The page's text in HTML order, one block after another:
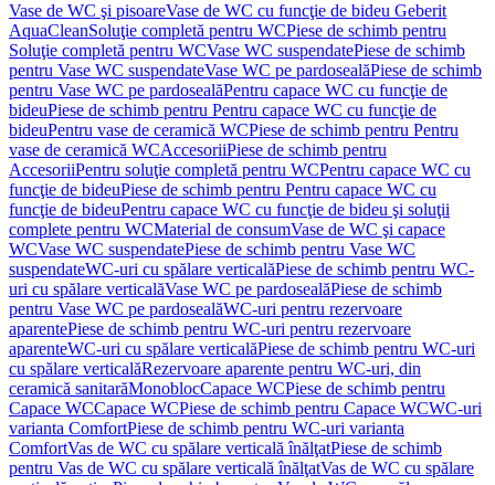
Vase de WC şi pisoareVase de WC cu funcţie de bideu Geberit
AquaCleanSoluţie completă pentru WCPiese de schimb pentru
Soluţie completă pentru WCVase WC suspendatePiese de schimb
pentru Vase WC suspendateVase WC pe pardosealăPiese de schimb
pentru Vase WC pe pardosealăPentru capace WC cu funcţie de
bideuPiese de schimb pentru Pentru capace WC cu funcţie de
bideuPentru vase de ceramică WCPiese de schimb pentru Pentru
vase de ceramică WCAccesoriiPiese de schimb pentru
AccesoriiPentru soluţie completă pentru WCPentru capace WC cu
funcţie de bideuPiese de schimb pentru Pentru capace WC cu
funcţie de bideuPentru capace WC cu funcţie de bideu şi soluţii
complete pentru WCMaterial de consumVase de WC şi capace
WCVase WC suspendatePiese de schimb pentru Vase WC
suspendateWC-uri cu spălare verticalăPiese de schimb pentru WC-
uri cu spălare verticalăVase WC pe pardosealăPiese de schimb
pentru Vase WC pe pardosealăWC-uri pentru rezervoare
aparentePiese de schimb pentru WC-uri pentru rezervoare
aparenteWC-uri cu spălare verticalăPiese de schimb pentru WC-uri
cu spălare verticalăRezervoare aparente pentru WC-uri, din
ceramică sanitarăMonoblocCapace WCPiese de schimb pentru
Capace WCCapace WCPiese de schimb pentru Capace WCWC-uri
varianta ComfortPiese de schimb pentru WC-uri varianta
ComfortVas de WC cu spălare verticală înălţatPiese de schimb
pentru Vas de WC cu spălare verticală înălţatVas de WC cu spălare